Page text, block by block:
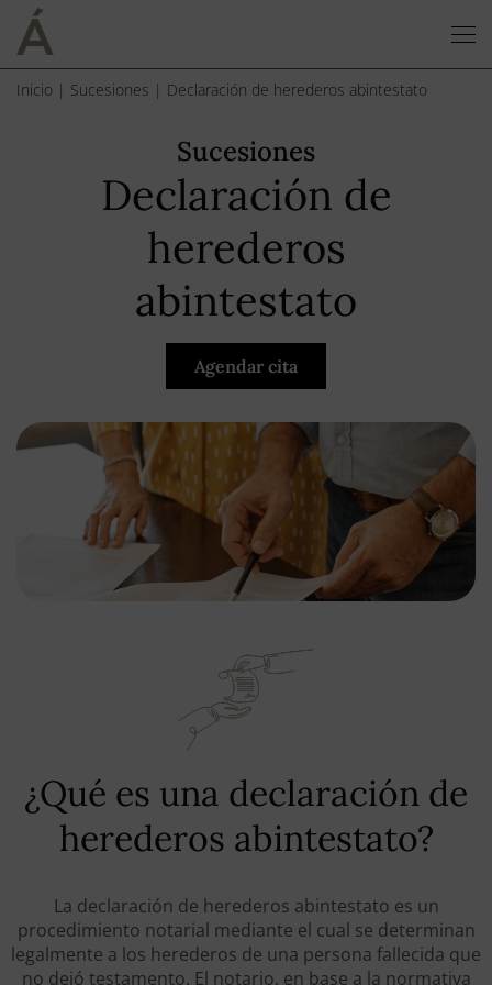
Inicio | Sucesiones | Declaración de herederos abintestato
Sucesiones
Declaración de
herederos
abintestato
Agendar cita
¿Qué es una declaración de
herederos abintestato?
La declaración de herederos abintestato es un
procedimiento notarial mediante el cual se determinan
legalmente a los herederos de una persona fallecida que
no dejó testamento. El notario, en base a la normativa